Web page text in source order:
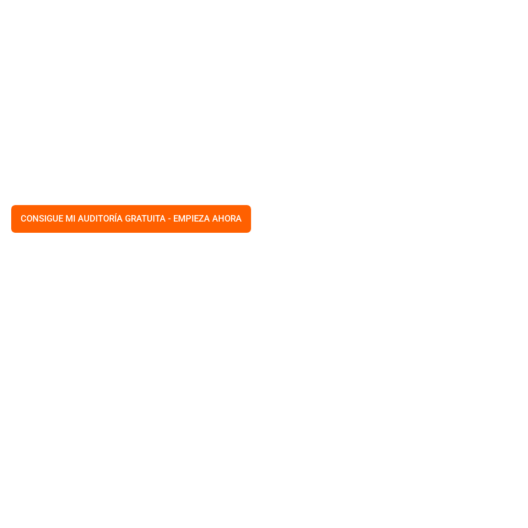
DIGITAL DE TAMPA
CONSIGUE MI AUDITORÍA GRATUITA - EMPIEZA AHORA